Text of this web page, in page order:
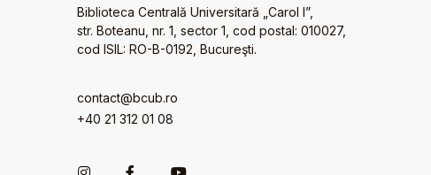
Biblioteca Centrală Universitară „Carol I”,
str. Boteanu, nr. 1, sector 1, cod postal: 010027,
cod ISIL: RO-B-0192, Bucureşti.
contact@bcub.ro
+40 21 312 01 08